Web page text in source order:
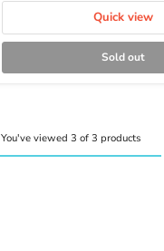
Quick view
Sold out
You've viewed 3 of 3 products